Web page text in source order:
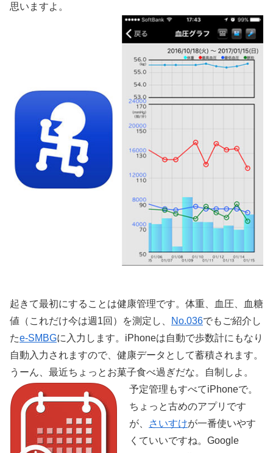
思いますよ。
起きて最初にすることは健康管理です。体重、血圧、血糖
値（これだけ今は週1回）を測定し、
No.036でもご紹介し
たe-SMBGに入力します。iPhoneは自動で歩数計にもなり
自動入力されますので、健康データとして蓄積されます。
うーん、最近ちょっとお菓子食べ過ぎだな。自制しよ。
予定管理もすべてiPhoneで。
ちょっと古めのアプリです
が、
さいすけが一番使いやす
くていいですね。Google